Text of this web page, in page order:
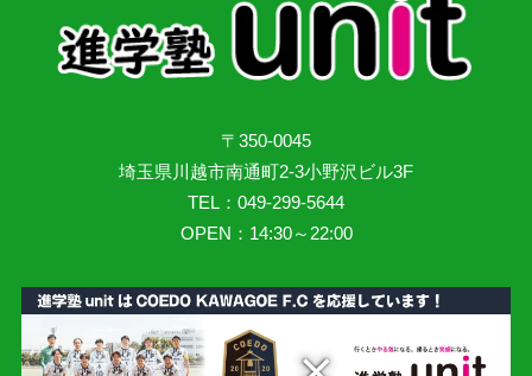
〒350-0045
埼玉県川越市南通町2-3小野沢ビル3F
TEL：049-299-5644
OPEN：14:30～22:00